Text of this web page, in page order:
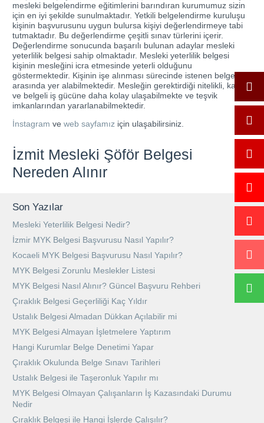
mesleki belgelendirme eğitimlerini barındıran kurumumuz sizin
için en iyi şekilde sunulmaktadır. Yetkili belgelendirme kuruluşu
kişinin başvurusunu uygun bulursa kişiyi değerlendirmeye tabi
tutmaktadır. Bu değerlendirme çeşitli sınav türlerini içerir.
Değerlendirme sonucunda başarılı bulunan adaylar mesleki
yeterlilik belgesi sahip olmaktadır. Mesleki yeterlilik belgesi
kişinin mesleğini icra etmesinde yeterli olduğunu
göstermektedir. Kişinin işe alınması sürecinde istenen belgeler
arasında yer alabilmektedir. Mesleğin gerektirdiği nitelikli, kaliteli
ve belgeli iş gücüne daha kolay ulaşabilmekte ve teşvik
imkanlarından yararlanabilmektedir.
İnstagram ve web sayfamız için ulaşabilirsiniz.
İzmit Mesleki Şöför Belgesi
Nereden Alınır
Son Yazılar
Mesleki Yeterlilik Belgesi Nedir?
İzmir MYK Belgesi Başvurusu Nasıl Yapılır?
Kocaeli MYK Belgesi Başvurusu Nasıl Yapılır?
MYK Belgesi Zorunlu Meslekler Listesi
MYK Belgesi Nasıl Alınır? Güncel Başvuru Rehberi
Çıraklık Belgesi Geçerliliği Kaç Yıldır
Ustalık Belgesi Almadan Dükkan Açılabilir mi
MYK Belgesi Almayan İşletmelere Yaptırım
Hangi Kurumlar Belge Denetimi Yapar
Çıraklık Okulunda Belge Sınavı Tarihleri
Ustalık Belgesi ile Taşeronluk Yapılır mı
MYK Belgesi Olmayan Çalışanların İş Kazasındaki Durumu
Nedir
Çıraklık Belgesi ile Hangi İşlerde Çalışılır?